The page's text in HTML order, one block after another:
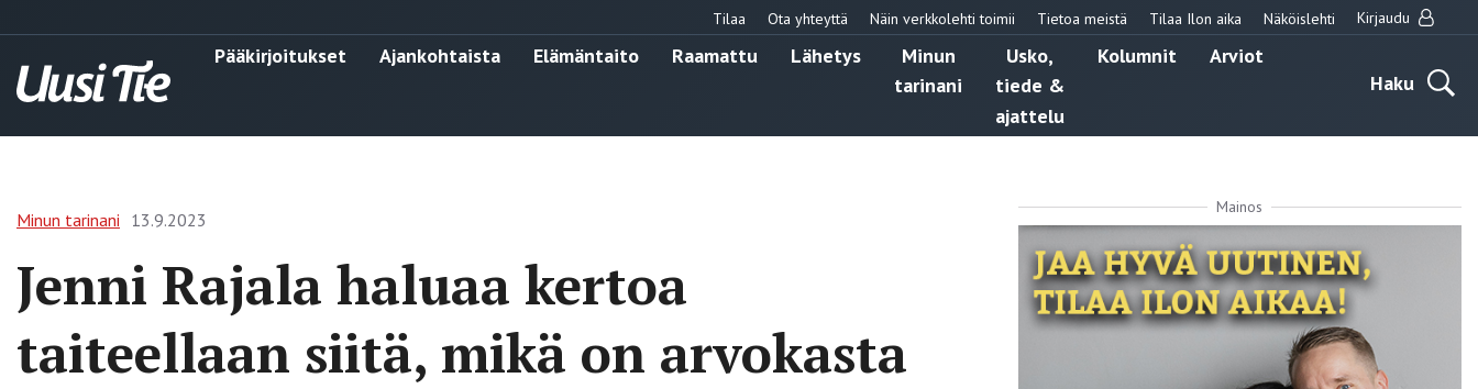
Tilaa Ota yhteyttä Näin verkkolehti toimii Tietoa meistä Tilaa Ilon aika Näköislehti Kirjaudu
Pääkirjoitukset Ajankohtaista Elämäntaito Raamattu Lähetys
Minun
tarinani
Usko,
tiede &
ajattelu
Kolumnit
Arviot
Haku
Minun tarinani 13.9.2023
Jenni Rajala haluaa kertoa
taiteellaan siitä, mikä on arvokasta
Mainos